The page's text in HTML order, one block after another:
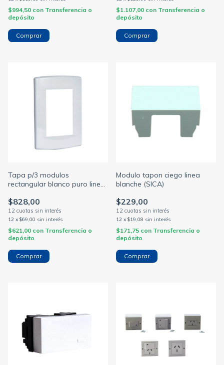
$994,50 con Transferencia o
depósito
$1.107,00 con Transferencia o
depósito
Tapa p/3 modulos
rectangular blanco puro linea
$828,00
12 x $69,00 sin interés
$621,00 con Transferencia o
depósito
Modulo tapon ciego linea
blanche (SICA)
$229,00
12 x $19,08 sin interés
$171,75 con Transferencia o
depósito